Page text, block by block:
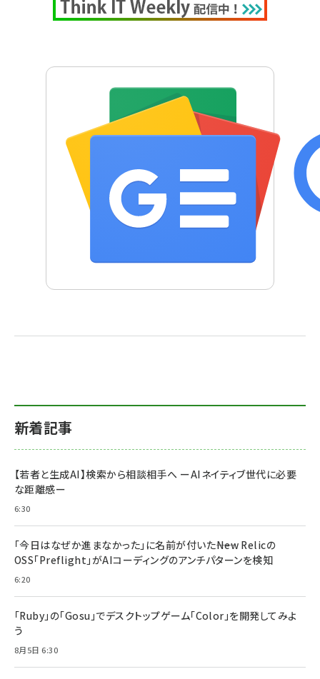
新着記事
【若者と生成AI】検索から相談相手へ ーAIネイティブ世代に必要
な距離感ー
6:30
「今日はなぜか進まなかった」に名前が付いた――New Relicの
OSS「Preflight」がAIコーディングのアンチパターンを検知
6:20
「Ruby」の「Gosu」でデスクトップゲーム「Color」を開発してみよ
う
8月5日 6:30